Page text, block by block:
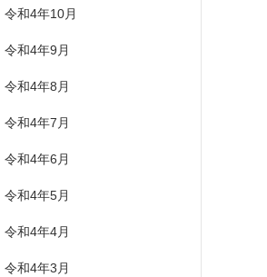
令和4年10月
令和4年9月
令和4年8月
令和4年7月
令和4年6月
令和4年5月
令和4年4月
令和4年3月